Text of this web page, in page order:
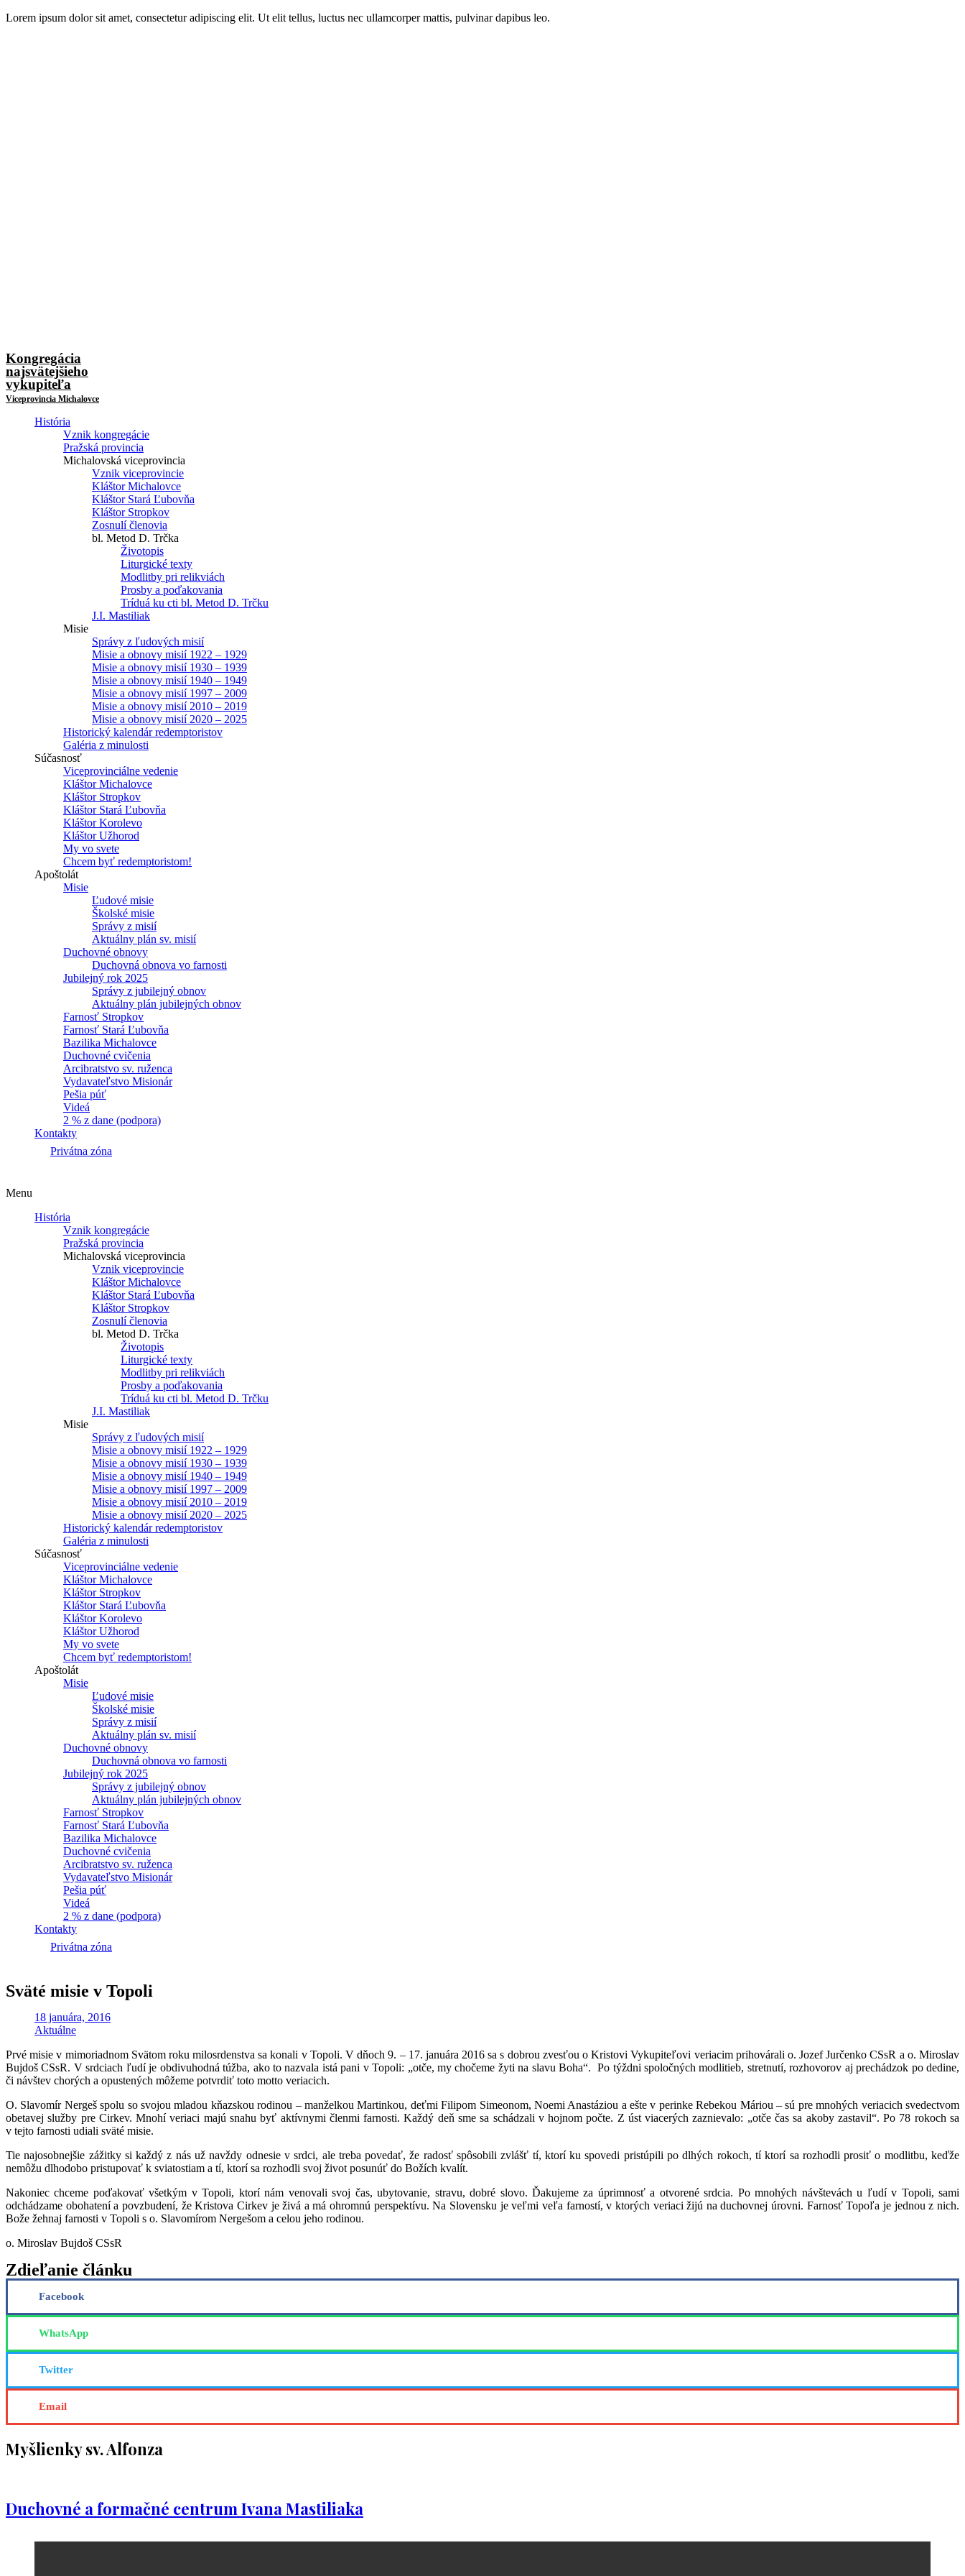
Lorem ipsum dolor sit amet, consectetur adipiscing elit. Ut elit tellus, luctus nec ullamcorper mattis, pulvinar dapibus leo.
Kongregácia
najsvätejšieho
vykupiteľa
Viceprovincia Michalovce
História
Vznik kongregácie
Pražská provincia
Michalovská viceprovincia
Vznik viceprovincie
Kláštor Michalovce
Kláštor Stará Ľubovňa
Kláštor Stropkov
Zosnulí členovia
bl. Metod D. Trčka
Životopis
Liturgické texty
Modlitby pri relikviách
Prosby a poďakovania
Tríduá ku cti bl. Metod D. Trčku
J.I. Mastiliak
Misie
Správy z ľudových misií
Misie a obnovy misií 1922 – 1929
Misie a obnovy misií 1930 – 1939
Misie a obnovy misií 1940 – 1949
Misie a obnovy misií 1997 – 2009
Misie a obnovy misií 2010 – 2019
Misie a obnovy misií 2020 – 2025
Historický kalendár redemptoristov
Galéria z minulosti
Súčasnosť
Viceprovinciálne vedenie
Kláštor Michalovce
Kláštor Stropkov
Kláštor Stará Ľubovňa
Kláštor Korolevo
Kláštor Užhorod
My vo svete
Chcem byť redemptoristom!
Apoštolát
Misie
Ľudové misie
Školské misie
Správy z misií
Aktuálny plán sv. misií
Duchovné obnovy
Duchovná obnova vo farnosti
Jubilejný rok 2025
Správy z jubilejný obnov
Aktuálny plán jubilejných obnov
Farnosť Stropkov
Farnosť Stará Ľubovňa
Bazilika Michalovce
Duchovné cvičenia
Arcibratstvo sv. ruženca
Vydavateľstvo Misionár
Pešia púť
Videá
2 % z dane (podpora)
Kontakty
Privátna zóna
Menu
História
Vznik kongregácie
Pražská provincia
Michalovská viceprovincia
Vznik viceprovincie
Kláštor Michalovce
Kláštor Stará Ľubovňa
Kláštor Stropkov
Zosnulí členovia
bl. Metod D. Trčka
Životopis
Liturgické texty
Modlitby pri relikviách
Prosby a poďakovania
Tríduá ku cti bl. Metod D. Trčku
J.I. Mastiliak
Misie
Správy z ľudových misií
Misie a obnovy misií 1922 – 1929
Misie a obnovy misií 1930 – 1939
Misie a obnovy misií 1940 – 1949
Misie a obnovy misií 1997 – 2009
Misie a obnovy misií 2010 – 2019
Misie a obnovy misií 2020 – 2025
Historický kalendár redemptoristov
Galéria z minulosti
Súčasnosť
Viceprovinciálne vedenie
Kláštor Michalovce
Kláštor Stropkov
Kláštor Stará Ľubovňa
Kláštor Korolevo
Kláštor Užhorod
My vo svete
Chcem byť redemptoristom!
Apoštolát
Misie
Ľudové misie
Školské misie
Správy z misií
Aktuálny plán sv. misií
Duchovné obnovy
Duchovná obnova vo farnosti
Jubilejný rok 2025
Správy z jubilejný obnov
Aktuálny plán jubilejných obnov
Farnosť Stropkov
Farnosť Stará Ľubovňa
Bazilika Michalovce
Duchovné cvičenia
Arcibratstvo sv. ruženca
Vydavateľstvo Misionár
Pešia púť
Videá
2 % z dane (podpora)
Kontakty
Privátna zóna
Sväté misie v Topoli
18 januára, 2016
Aktuálne
Prvé misie v mimoriadnom Svätom roku milosrdenstva sa konali v Topoli. V dňoch 9. – 17. januára 2016 sa s dobrou zvesťou o Kristovi Vykupiteľovi veriacim prihovárali o. Jozef Jurčenko CSsR a o. Miroslav
Bujdoš CSsR. V srdciach ľudí je obdivuhodná túžba, ako to nazvala istá pani v Topoli: „otče, my chočeme žyti na slavu Boha“. Po týždni spoločných modlitieb, stretnutí, rozhovorov aj prechádzok po dedine,
či návštev chorých a opustených môžeme potvrdiť toto motto veriacich.
O. Slavomír Nergeš spolu so svojou mladou kňazskou rodinou – manželkou Martinkou, deťmi Filipom Simeonom, Noemi Anastáziou a ešte v perinke Rebekou Máriou – sú pre mnohých veriacich svedectvom
obetavej služby pre Cirkev. Mnohí veriaci majú snahu byť aktívnymi členmi farnosti. Každý deň sme sa schádzali v hojnom počte. Z úst viacerých zaznievalo: „otče čas sa akoby zastavil“. Po 78 rokoch sa
v tejto farnosti udiali sväté misie.
Tie najosobnejšie zážitky si každý z nás už navždy odnesie v srdci, ale treba povedať, že radosť spôsobili zvlášť tí, ktorí ku spovedi pristúpili po dlhých rokoch, tí ktorí sa rozhodli prosiť o modlitbu, keďže
nemôžu dlhodobo pristupovať k sviatostiam a tí, ktorí sa rozhodli svoj život posunúť do Božích kvalít.
Nakoniec chceme poďakovať všetkým v Topoli, ktorí nám venovali svoj čas, ubytovanie, stravu, dobré slovo. Ďakujeme za úprimnosť a otvorené srdcia. Po mnohých návštevách u ľudí v Topoli, sami
odchádzame obohatení a povzbudení, že Kristova Cirkev je živá a má ohromnú perspektívu. Na Slovensku je veľmi veľa farností, v ktorých veriaci žijú na duchovnej úrovni. Farnosť Topoľa je jednou z nich.
Bože žehnaj farnosti v Topoli s o. Slavomírom Nergešom a celou jeho rodinou.
o. Miroslav Bujdoš CSsR
Zdieľanie článku
Facebook
WhatsApp
Twitter
Email
Myšlienky sv. Alfonza
Duchovné a formačné centrum Ivana Mastiliaka